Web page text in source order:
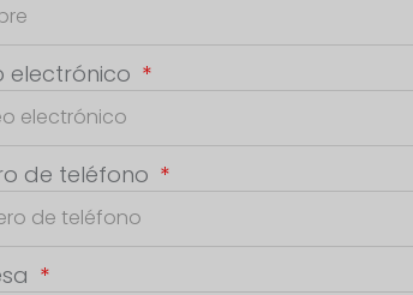
electrónico
de teléfono